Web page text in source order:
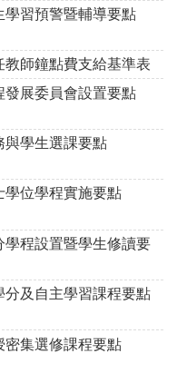
學習預警暨輔導要點
教師鐘點費支給基準表
發展委員會設置要點
與學生選課要點
學位學程實施要點
學程設置暨學生修讀要
分及自主學習課程要點
密集選修課程要點